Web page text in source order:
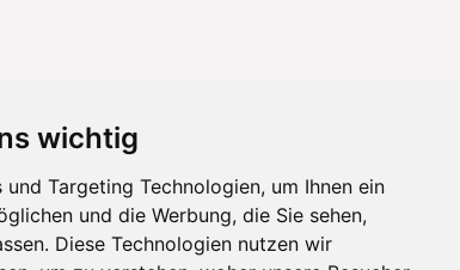
wichtig
Targeting Technologien, um Ihnen ein
und die Werbung, die Sie sehen,
Diese Technologien nutzen wir